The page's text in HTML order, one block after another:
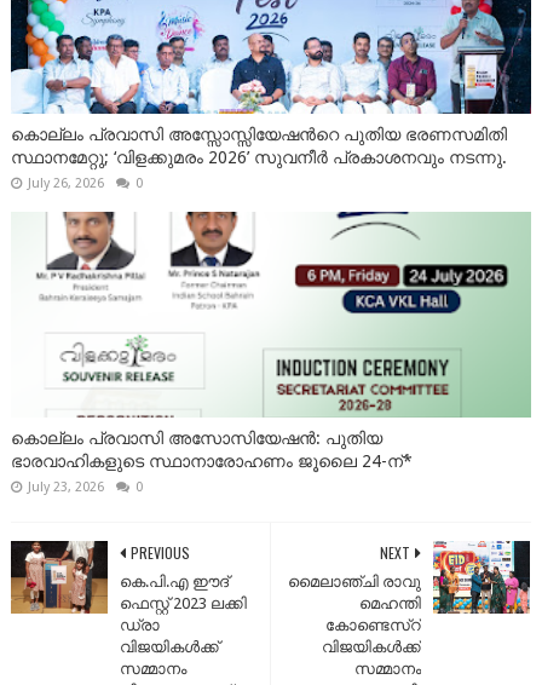
കൊല്ലം പ്രവാസി അസ്സോസ്സിയേഷന്‍റെ പുതിയ ഭരണസമിതി
സ്ഥാനമേറ്റു; ‘വിളക്കുമരം 2026’ സുവനീർ പ്രകാശനവും നടന്നു.
July 26, 2026 0
കൊല്ലം പ്രവാസി അസോസിയേഷൻ: പുതിയ
ഭാരവാഹികളുടെ സ്ഥാനാരോഹണം ജൂലൈ 24-ന്*
July 23, 2026 0
NEXT
മൈലാഞ്ചി രാവു
മെഹന്തി
കോണ്ടെസ്റ്
വിജയികൾക്ക്
സമ്മാനം
PREVIOUS
കെ.പി.എ ഈദ്
ഫെസ്റ്റ് 2023 ലക്കി
ഡ്രാ
വിജയികൾക്ക്
സമ്മാനം